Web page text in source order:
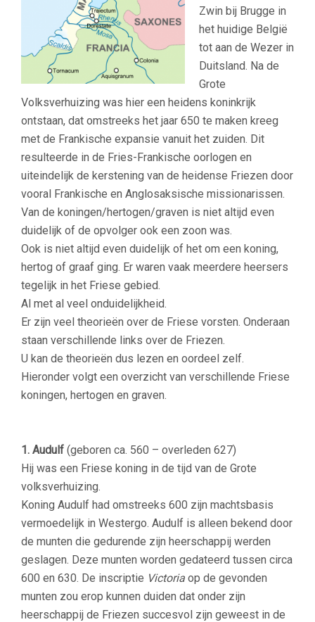
Zwin bij Brugge in
het huidige België
tot aan de Wezer in
Duitsland. Na de
Grote
Volksverhuizing was hier een heidens koninkrijk
ontstaan, dat omstreeks het jaar 650 te maken kreeg
met de Frankische expansie vanuit het zuiden. Dit
resulteerde in de Fries-Frankische oorlogen en
uiteindelijk de kerstening van de heidense Friezen door
vooral Frankische en Anglosaksische missionarissen.
Van de koningen/hertogen/graven is niet altijd even
duidelijk of de opvolger ook een zoon was.
Ook is niet altijd even duidelijk of het om een koning,
hertog of graaf ging. Er waren vaak meerdere heersers
tegelijk in het Friese gebied.
Al met al veel onduidelijkheid.
Er zijn veel theorieën over de Friese vorsten. Onderaan
staan verschillende links over de Friezen.
U kan de theorieën dus lezen en oordeel zelf.
Hieronder volgt een overzicht van verschillende Friese
koningen, hertogen en graven.
1. Audulf (geboren ca. 560 – overleden 627)
Hij was een Friese koning in de tijd van de Grote
volksverhuizing.
Koning Audulf had omstreeks 600 zijn machtsbasis
vermoedelijk in Westergo. Audulf is alleen bekend door
de munten die gedurende zijn heerschappij werden
geslagen. Deze munten worden gedateerd tussen circa
600 en 630. De inscriptie Victoria op de gevonden
munten zou erop kunnen duiden dat onder zijn
heerschappij de Friezen succesvol zijn geweest in de